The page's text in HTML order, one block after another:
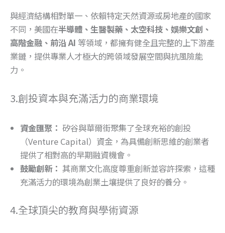
與經濟結構相對單一、依賴特定天然資源或房地產的國家
不同，美國在半導體、生醫製藥、太空科技、娛樂文創、
高階金融、前沿 AI 等領域，都擁有健全且完整的上下游產
業鏈，提供專業人才極大的跨領域發展空間與抗風險能
力。
3.創投資本與充滿活力的商業環境
資金匯聚： 矽谷與華爾街聚集了全球充裕的創投
（Venture Capital）資金，為具備創新思維的創業者
提供了相對高的早期融資機會。
鼓勵創新： 其商業文化高度尊重創新並容許探索，這種
充滿活力的環境為創業土壤提供了良好的養分。
4.全球頂尖的教育與學術資源